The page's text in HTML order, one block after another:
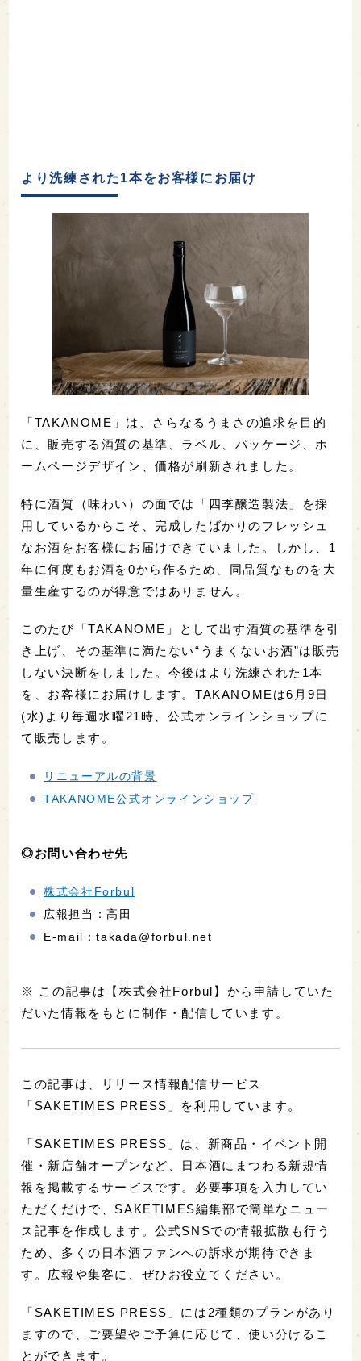
より洗練された1本をお客様にお届け
「TAKANOME」は、さらなるうまさの追求を目的
に、販売する酒質の基準、ラベル、パッケージ、ホ
ームページデザイン、価格が刷新されました。
特に酒質（味わい）の面では「四季醸造製法」を採
用しているからこそ、完成したばかりのフレッシュ
なお酒をお客様にお届けできていました。しかし、1
年に何度もお酒を0から作るため、同品質なものを大
量生産するのが得意ではありません。
このたび「TAKANOME」として出す酒質の基準を引
き上げ、その基準に満たない“うまくないお酒”は販売
しない決断をしました。今後はより洗練された1本
を、お客様にお届けします。TAKANOMEは6月9日
(水)より毎週水曜21時、公式オンラインショップに
て販売します。
リニューアルの背景
TAKANOME公式オンラインショップ
◎お問い合わせ先
株式会社Forbul
広報担当：高田
E-mail：takada@forbul.net
※ この記事は【株式会社Forbul】から申請していた
だいた情報をもとに制作・配信しています。
この記事は、リリース情報配信サービス
「SAKETIMES PRESS」を利用しています。
「SAKETIMES PRESS」は、新商品・イベント開
催・新店舗オープンなど、日本酒にまつわる新規情
報を掲載するサービスです。必要事項を入力してい
ただくだけで、SAKETIMES編集部で簡単なニュー
ス記事を作成します。公式SNSでの情報拡散も行う
ため、多くの日本酒ファンへの訴求が期待できま
す。広報や集客に、ぜひお役立てください。
「SAKETIMES PRESS」には2種類のプランがあり
ますので、ご要望やご予算に応じて、使い分けるこ
とができます。